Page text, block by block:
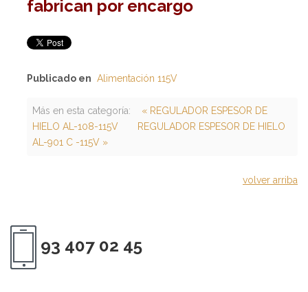
fabrican por encargo
Publicado en Alimentación 115V
Más en esta categoría:
« REGULADOR ESPESOR DE
HIELO AL-108-115V
REGULADOR ESPESOR DE HIELO
AL-901 C -115V »
volver arriba
93 407 02 45